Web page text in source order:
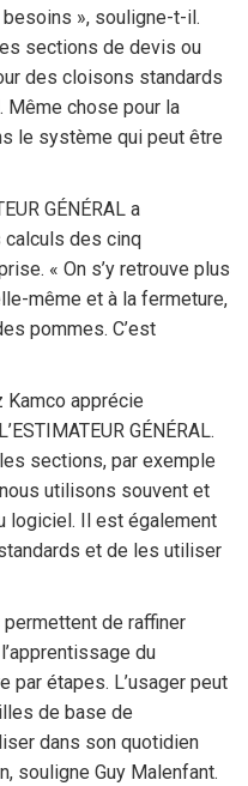
», souligne-t-il.
sections de devis ou
des cloisons standards
chose pour la
le système qui peut être
GÉNÉRAL a
des cinq
« On s’y retrouve plus
même et à la fermeture,
pommes. C’est
Kamco apprécie
GÉNÉRAL.
sections, par exemple
utilisons souvent et
logiciel. Il est également
et de les utiliser
de raffiner
du
par étapes. L’usager peut
de base de
dans son quotidien
souligne Guy Malenfant.